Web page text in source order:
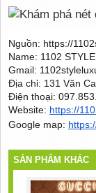
Nguồn: https://
Name: 1102 STYLE
Gmail:
Địa chỉ: 131 Văn
Điện thoại:
Website: https://
Google map:
SẢN PHẨM KHÁC